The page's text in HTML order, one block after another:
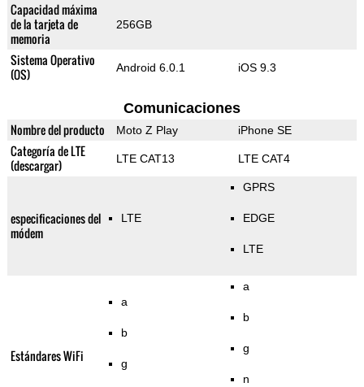
Capacidad máxima
de la tarjeta de
memoria
256GB
Sistema Operativo
(OS)
Android 6.0.1 iOS 9.3
Comunicaciones
Nombre del producto Moto Z Play iPhone SE
Categoría de LTE
(descargar)
LTE CAT13 LTE CAT4
especificaciones del
módem
LTE
GPRS
EDGE
LTE
Estándares WiFi
a
b
g
a
b
g
n